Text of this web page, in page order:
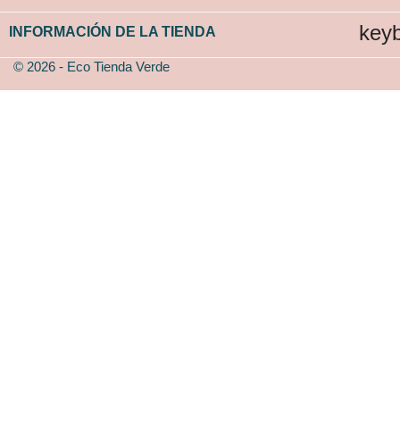
INFORMACIÓN DE LA TIENDA
© 2026 - Eco Tienda Verde